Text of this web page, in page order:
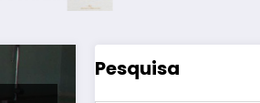
Pesquisa